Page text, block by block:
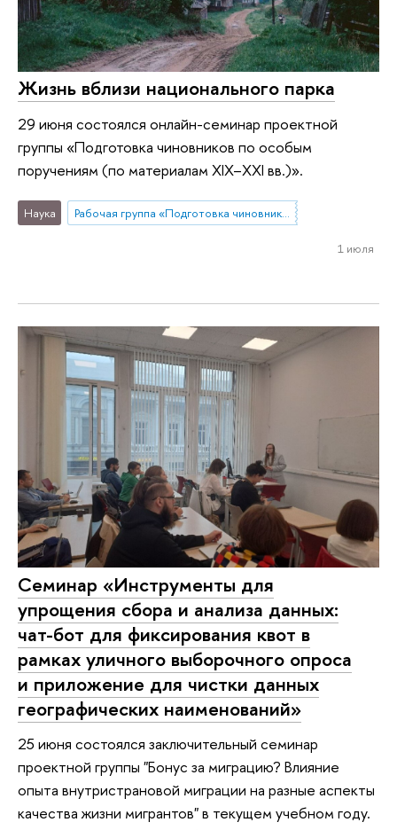
Жизнь вблизи национального парка
29 июня состоялся онлайн-семинар проектной
группы «Подготовка чиновников по особым
поручениям (по материалам XIX–XXI вв.)».
Наука Рабочая группа «Подготовка чиновников по особым поручениям»
1 июля
Семинар «Инструменты для
упрощения сбора и анализа данных:
чат-бот для фиксирования квот в
рамках уличного выборочного опроса
и приложение для чистки данных
географических наименований»
25 июня состоялся заключительный семинар
проектной группы "Бонус за миграцию? Влияние
опыта внутристрановой миграции на разные аспекты
качества жизни мигрантов" в текущем учебном году.